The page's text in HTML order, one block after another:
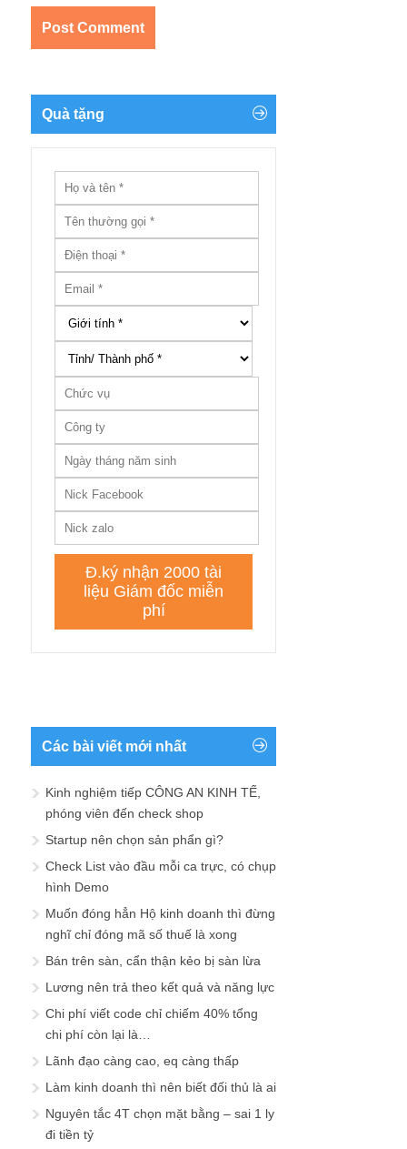
Quà tặng
Các bài viết mới nhất
Kinh nghiệm tiếp CÔNG AN KINH TẾ,
phóng viên đến check shop
Startup nên chọn sản phẩn gì?
Check List vào đầu mỗi ca trực, có chụp
hình Demo
Muốn đóng hẳn Hộ kinh doanh thì đừng
nghĩ chỉ đóng mã số thuế là xong
Bán trên sàn, cẩn thận kẻo bị sàn lừa
Lương nên trả theo kết quả và năng lực
Chi phí viết code chỉ chiếm 40% tổng
chi phí còn lại là…
Lãnh đạo càng cao, eq càng thấp
Làm kinh doanh thì nên biết đối thủ là ai
Nguyên tắc 4T chọn mặt bằng – sai 1 ly
đi tiền tỷ